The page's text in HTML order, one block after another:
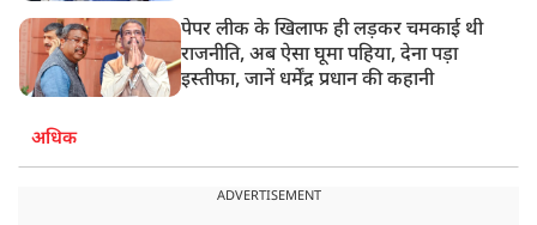
पेपर लीक के खिलाफ ही लड़कर चमकाई थी
राजनीति, अब ऐसा घूमा पहिया, देना पड़ा
इस्तीफा, जानें धर्मेंद्र प्रधान की कहानी
अधिक
ADVERTISEMENT